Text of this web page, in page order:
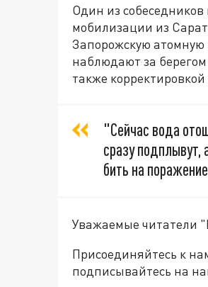
Один из собеседников
мобилизации из
Запорожскую атомную
наблюдают за
также
"Сейчас вода
сразу
бить на
Уважаемые читатели
Присоединяйтесь к
подписывайтесь на